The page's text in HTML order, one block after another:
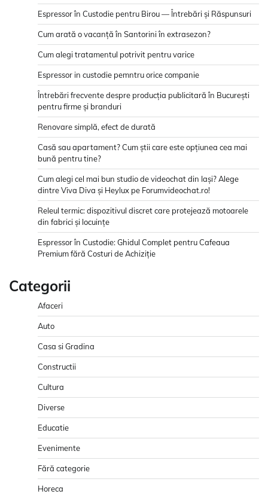
Espressor în Custodie pentru Birou — Întrebări și Răspunsuri
Cum arată o vacanță în Santorini în extrasezon?
Cum alegi tratamentul potrivit pentru varice
Espressor in custodie pemntru orice companie
Întrebări frecvente despre producția publicitară în București
pentru firme și branduri
Renovare simplă, efect de durată
Casă sau apartament? Cum știi care este opțiunea cea mai
bună pentru tine?
Cum alegi cel mai bun studio de videochat din Iași? Alege
dintre Viva Diva și Heylux pe Forumvideochat.ro!
Releul termic: dispozitivul discret care protejează motoarele
din fabrici și locuințe
Espressor în Custodie: Ghidul Complet pentru Cafeaua
Premium fără Costuri de Achiziție
Categorii
Afaceri
Auto
Casa si Gradina
Constructii
Cultura
Diverse
Educatie
Evenimente
Fără categorie
Horeca